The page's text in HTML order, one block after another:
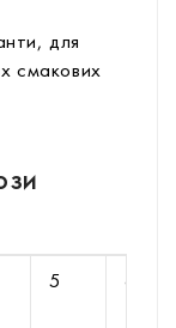
для
смакових
5 6